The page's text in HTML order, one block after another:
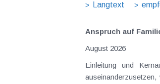
Langtext
Anspruch auf
August 2026
Einleitung und